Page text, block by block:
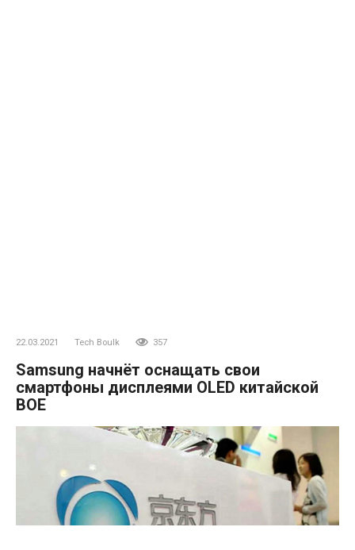
22.03.2021 Tech Boulk 357
Samsung начнёт оснащать свои
смартфоны дисплеями OLED китайской
BOE